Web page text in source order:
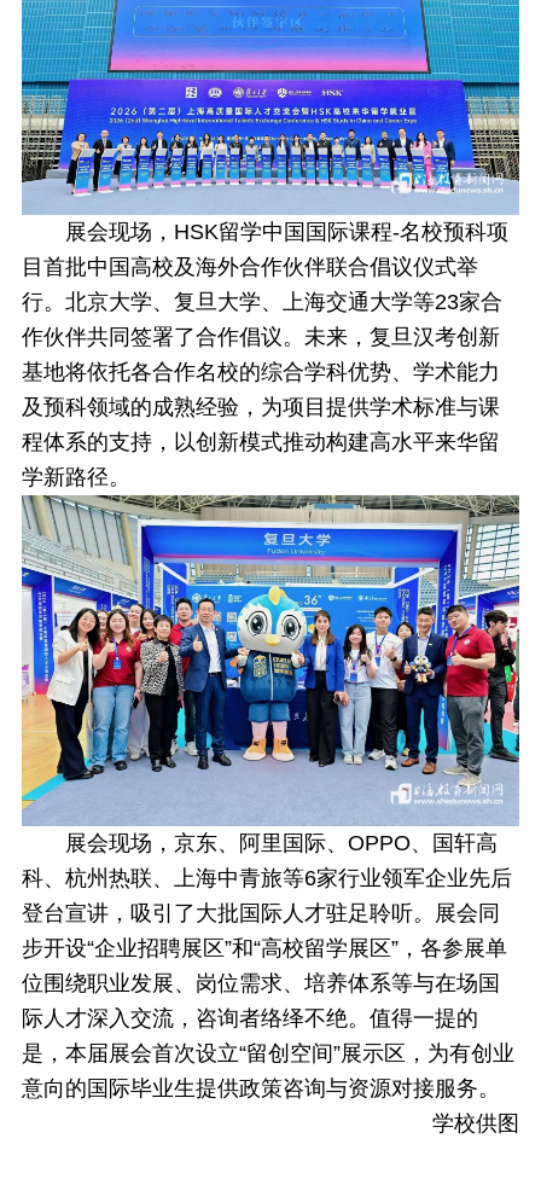
展会现场，HSK留学中国国际课程-名校预科项
目首批中国高校及海外合作伙伴联合倡议仪式举
行。北京大学、复旦大学、上海交通大学等23家合
作伙伴共同签署了合作倡议。未来，复旦汉考创新
基地将依托各合作名校的综合学科优势、学术能力
及预科领域的成熟经验，为项目提供学术标准与课
程体系的支持，以创新模式推动构建高水平来华留
学新路径。
展会现场，京东、阿里国际、OPPO、国轩高
科、杭州热联、上海中青旅等6家行业领军企业先后
登台宣讲，吸引了大批国际人才驻足聆听。展会同
步开设“企业招聘展区”和“高校留学展区”，各参展单
位围绕职业发展、岗位需求、培养体系等与在场国
际人才深入交流，咨询者络绎不绝。值得一提的
是，本届展会首次设立“留创空间”展示区，为有创业
意向的国际毕业生提供政策咨询与资源对接服务。
学校供图